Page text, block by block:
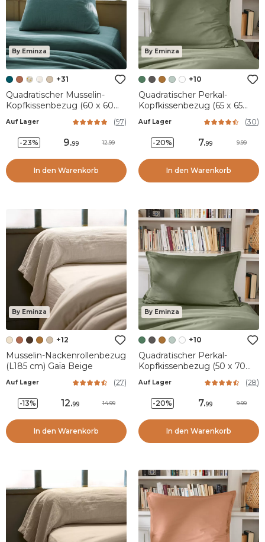
By Eminza
+31
Quadratischer Musselin-
Kopfkissenbezug (60 x 60
Auf Lager (97)
-23% 9.99 12.99
In den Warenkorb
By Eminza
+10
Quadratischer Perkal-
Kopfkissenbezug (65 x 65
Auf Lager (30)
-20% 7.99 9.99
In den Warenkorb
By Eminza
+12
Musselin-Nackenrollenbezug
(L185 cm) Gaïa Beige
Auf Lager (27)
-13% 12.99 14.99
In den Warenkorb
By Eminza
+10
Quadratischer Perkal-
Kopfkissenbezug (50 x 70
Auf Lager (28)
-20% 7.99 9.99
In den Warenkorb